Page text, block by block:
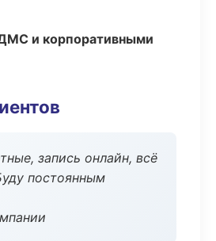
и корпоративными
запись онлайн, всё
постоянным